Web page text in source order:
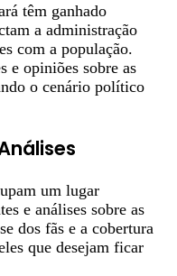
têm ganhado
a administração
com a população.
e opiniões sobre as
o cenário político
um lugar
e análises sobre as
dos fãs e a cobertura
que desejam ficar